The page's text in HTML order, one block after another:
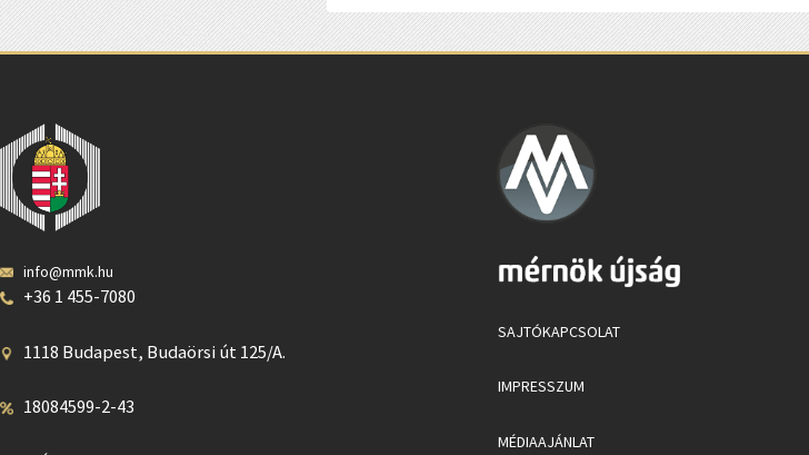
info@mmk.hu
+36 1 455-7080
1118 Budapest, Budaörsi út 125/A.
18084599-2-43
SAJTÓKAPCSOLAT
IMPRESSZUM
MÉDIAAJÁNLAT